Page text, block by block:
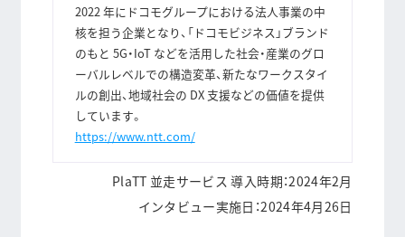
2022 年にドコモグループにおける法人事業の中
核を担う企業となり、「ドコモビジネス」ブランド
のもと 5G・IoT などを活用した社会・産業のグロ
ーバルレベルでの構造変革、新たなワークスタイ
ルの創出、地域社会の DX 支援などの価値を提供
しています。
https://www.ntt.com/
PlaTT 並走サービス 導入時期：2024年2月
インタビュー実施日：2024年4月26日